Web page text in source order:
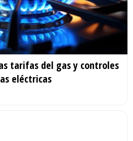
tarifas del gas y controles
eléctricas